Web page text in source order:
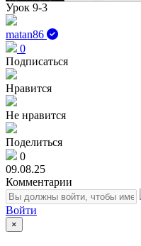
Урок 9-3
matan86
0
Подписаться
Нравится
Не нравится
Поделиться
0
09.08.25
Комментарии
Войти
×